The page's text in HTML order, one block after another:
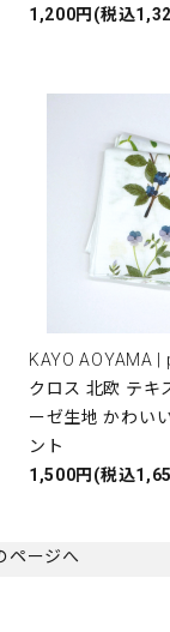
1,200円(税込
KAYO AOYAMA
クロス 北欧 テキ
ーゼ生地 かわい
ント
1,500円(税込
ページへ